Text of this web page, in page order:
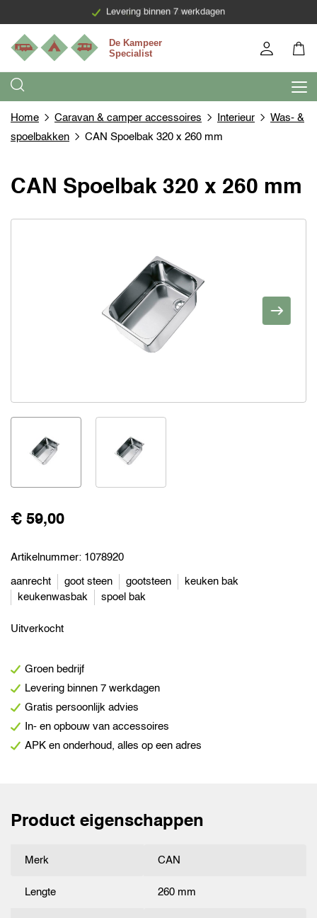
Levering binnen 7 werkdagen
Home Caravan & camper accessoires Interieur
Was- &
spoelbakken
CAN Spoelbak 320 x 260 mm
CAN Spoelbak 320 x 260 mm
€ 59,00
Artikelnummer: 1078920
aanrecht goot steen gootsteen
keuken bak
keukenwasbak
spoel bak
Uitverkocht
Groen bedrijf
Levering binnen 7 werkdagen
Gratis persoonlijk advies
In- en opbouw van accessoires
APK en onderhoud, alles op een adres
Product eigenschappen
Merk CAN
Lengte 260 mm